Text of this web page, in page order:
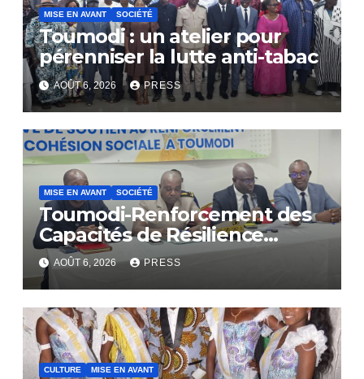
MISE EN AVANT SOCIÉTÉ
Toumodi : un atelier pour
pérenniser la lutte anti-tabac
AOÛT 6, 2026 PRESS
MISE EN AVANT SOCIÉTÉ
Toumodi-Renforcement des
Capacités de Résilience
Communautaire
AOÛT 6, 2026 PRESS
CULTURE MISE EN AVANT